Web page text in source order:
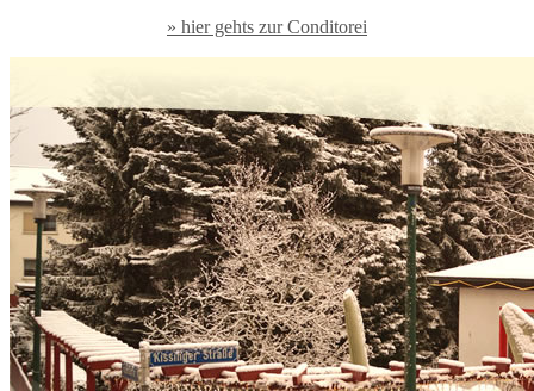
» hier gehts zur Conditorei